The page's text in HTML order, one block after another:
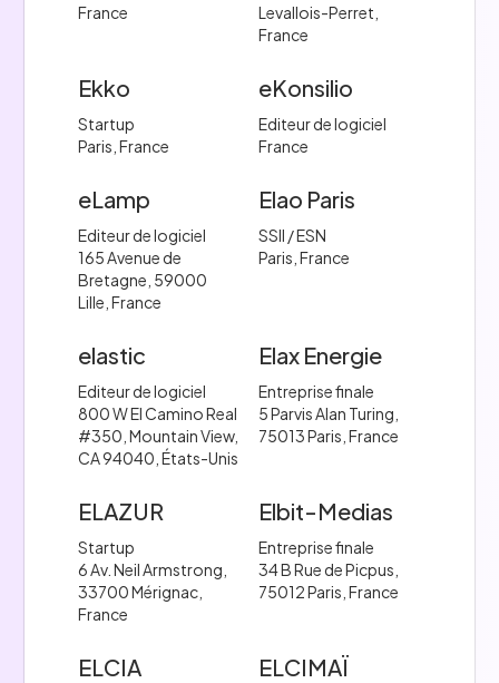
France
Levallois-Perret,
France
Ekko
Startup
Paris, France
eKonsilio
Editeur de logiciel
France
eLamp
Editeur de logiciel
165 Avenue de
Bretagne, 59000
Lille, France
Elao Paris
SSII / ESN
Paris, France
elastic
Editeur de logiciel
800 W El Camino Real
#350, Mountain View,
CA 94040, États-Unis
Elax Energie
Entreprise finale
5 Parvis Alan Turing,
75013 Paris, France
ELAZUR
Startup
6 Av. Neil Armstrong,
33700 Mérignac,
France
Elbit-Medias
Entreprise finale
34 B Rue de Picpus,
75012 Paris, France
ELCIA ELCIMAÏ